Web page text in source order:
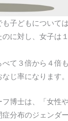
子どもについて
に対し、女子は
て３倍から４倍
じ率になります。
博士は、「女性
分布のジェンダ